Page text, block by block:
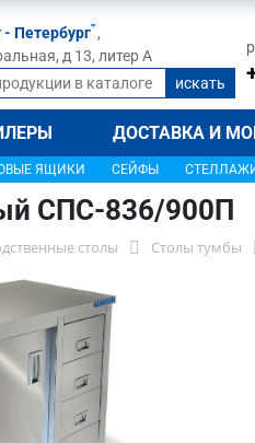
- Петербург ,
д 13, литер А
ДОСТАВКА И
ЯЩИКИ СЕЙФЫ
СПС-836/900П
столы Столы тумбы